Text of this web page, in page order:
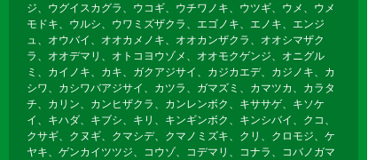
ジ、ウグイスカグラ、ウコギ、ウチワノキ、ウツギ、ウメ、ウメ
モドキ、ウルシ、ウワミズザクラ、エゴノキ、エノキ、エンジ
ュ、オウバイ、オオカメノキ、オオカンザクラ、オオシマザク
ラ、オオデマリ、オトコヨウゾメ、オオモクゲンジ、オニグル
ミ、カイノキ、カキ、ガクアジサイ、カジカエデ、カジノキ、カ
シワ、カシワバアジサイ、カツラ、ガマズミ、カマツカ、カラタ
チ、カリン、カンヒザクラ、カンレンボク、キササゲ、キソケ
イ、キハダ、キブシ、キリ、キンギンボク、キンシバイ、クコ、
クサギ、クヌギ、クマシデ、クマノミズキ、クリ、クロモジ、ケ
ヤキ、ゲンカイツツジ、コウゾ、コデマリ、コナラ、コバノガマ